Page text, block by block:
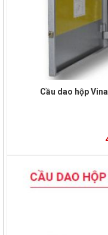
Cầu dao hộp